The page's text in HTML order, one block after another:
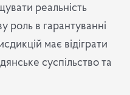
реальність
роль в гарантуванні
має відіграти
суспільство та